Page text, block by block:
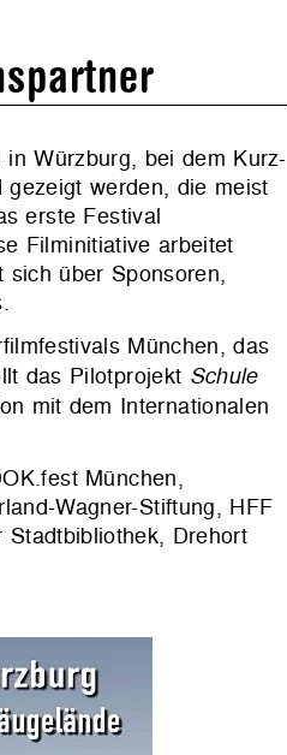
Würzburg, bei dem Kurz-
werden, die meist
erste Festival
Filminitiative arbeitet
über Sponsoren,
München, das
das Pilotprojekt Schule
mit dem Internationalen
München,
Wagner-Stiftung, HFF
Drehort